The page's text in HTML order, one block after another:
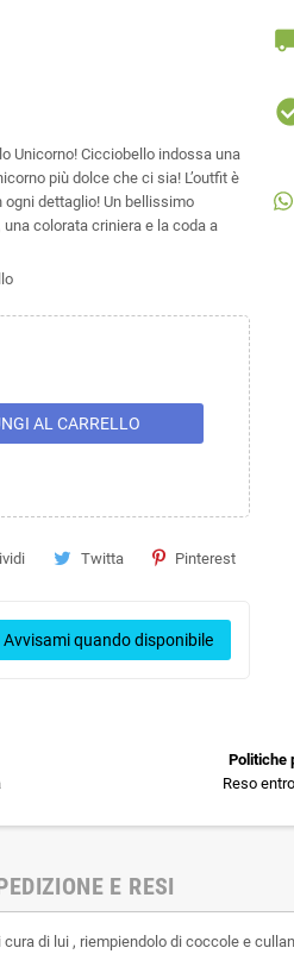
Unicorno! Cicciobello indossa una
più dolce che ci sia! L’outfit è
ogni dettaglio! Un bellissimo
colorata criniera e la coda a
AL CARRELLO
Twitta Pinterest
Avvisami quando disponibile
Politiche
Reso
E RESI
di lui , riempiendolo di coccole e